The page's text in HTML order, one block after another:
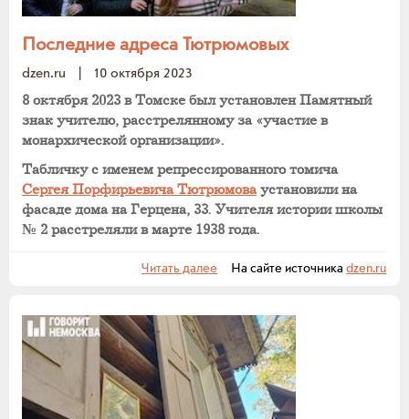
Последние адреса Тютрюмовых
dzen.ru
10 октября 2023
8 октября 2023 в Томске был установлен Памятный
знак учителю, расстрелянному за «участие в
монархической организации».
Табличку с именем репрессированного томича
Сергея Порфирьевича Тютрюмоваустановили на
фасаде дома на Герцена, 33. Учителя истории школы
№ 2 расстреляли в марте 1938 года.
Читать далее На сайте источника dzen.ru